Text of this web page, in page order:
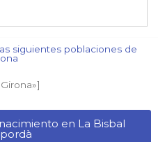
siguientes poblaciones de
en La Bisbal